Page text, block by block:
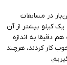
در مسابقات
کیلو بیشتر از آن
دقیقا به اندازه
کار کردند، هرچند